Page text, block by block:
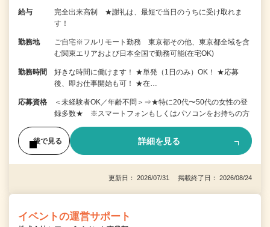
給与
完全出来高制 ★謝礼は、最短で当日のうちに受け取れま
す！
勤務地
ご自宅※フルリモート勤務 東京都その他、東京都全域を含
む関東エリアおよび日本全国で勤務可能(在宅OK)
勤務時間
好きな時間に働けます！ ★単発（1日のみ）OK！ ★応募
後、即お仕事開始も可！ ★在…
応募資格
＜未経験者OK／年齢不問＞⇒★特に20代〜50代の女性の登
録多数★ ※スマートフォンもしくはパソコンをお持ちの方
後で見る 詳細を見る
更新日： 2026/07/31 掲載終了日： 2026/08/24
イベントの運営サポート